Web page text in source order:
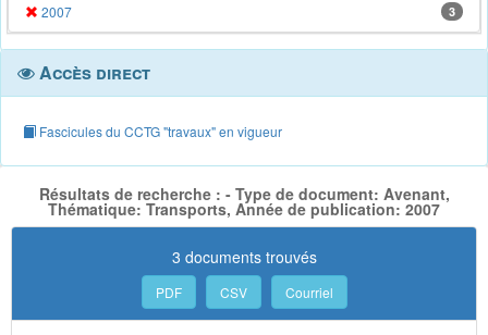
2007 3
Accès direct
Fascicules du CCTG "travaux" en vigueur
Résultats de recherche : - Type de document: Avenant,
Thématique: Transports, Année de publication: 2007
3 documents trouvés
PDF CSV Courriel